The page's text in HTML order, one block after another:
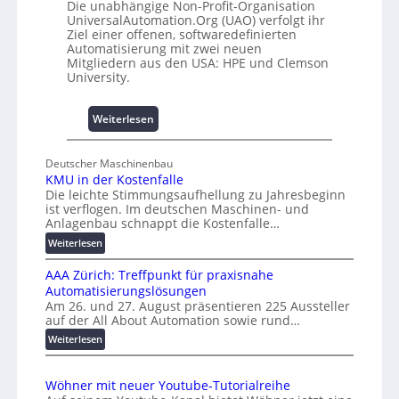
t
A
u
s
u
h
m
m
n
i
s
s
c
h
f
e
0
u
n
d
A
Die unabhängige Non-Profit-Organisation
UniversalAutomation.Org (UAO) verfolgt ihr
Ziel einer offenen, softwaredefinierten
Automatisierung mit zwei neuen
Mitgliedern aus den USA: HPE und Clemson
University.
Weiterlesen:
U
i
v
e
r
l
A
u
t
m
t
Deutscher Maschinenbau
KMU in der Kostenfalle
Die leichte Stimmungsaufhellung zu Jahresbeginn
ist verflogen. Im deutschen Maschinen- und
Anlagenbau schnappt die Kostenfalle…
Weiterlesen:
K
M
U
i
d
e
K
AAA Zürich: Treffpunkt für praxisnahe
Automatisierungslösungen
Am 26. und 27. August präsentieren 225 Aussteller
auf der All About Automation sowie rund…
Weiterlesen:
A
A
Wöhner mit neuer Youtube-Tutorialreihe